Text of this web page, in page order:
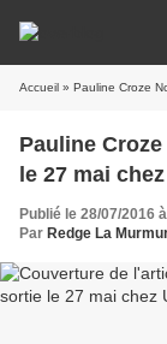
Accueil » Pauline Croze
Pauline Croze Nouvel album Bossa Nova sortie
le 27 mai
Publié le 28/07/2016
Par Redge La